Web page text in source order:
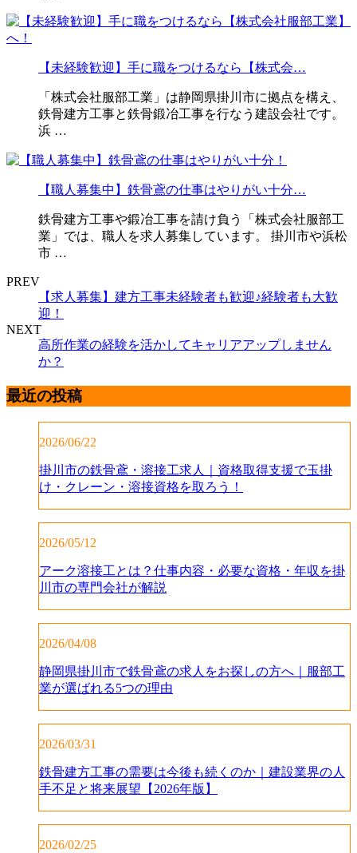
【未経験歓迎】手に職をつけるなら【株式会…
「株式会社服部工業」は静岡県掛川市に拠点を構え、
鉄骨建方工事と鉄骨鍛冶工事を行なう建設会社です。
浜 …
【職人募集中】鉄骨鳶の仕事はやりがい十分…
鉄骨建方工事や鍛冶工事を請け負う「株式会社服部工
業」では、職人を求人募集しています。 掛川市や浜松
市 …
PREV
【求人募集】建方工事未経験者も歓迎♪経験者も大歓
迎！
NEXT
高所作業の経験を活かしてキャリアアップしません
か？
最近の投稿
2026/06/22
掛川市の鉄骨鳶・溶接工求人｜資格取得支援で玉掛
け・クレーン・溶接資格を取ろう！
2026/05/12
アーク溶接工とは？仕事内容・必要な資格・年収を掛
川市の専門会社が解説
2026/04/08
静岡県掛川市で鉄骨鳶の求人をお探しの方へ｜服部工
業が選ばれる5つの理由
2026/03/31
鉄骨建方工事の需要は今後も続くのか｜建設業界の人
手不足と将来展望【2026年版】
2026/02/25